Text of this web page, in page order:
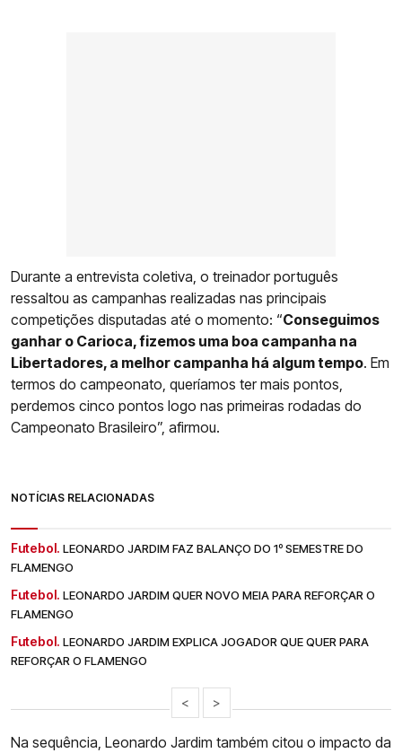
Durante a entrevista coletiva, o treinador português
ressaltou as campanhas realizadas nas principais
competições disputadas até o momento: “Conseguimos
ganhar o Carioca, fizemos uma boa campanha na
Libertadores, a melhor campanha há algum tempo. Em
termos do campeonato, queríamos ter mais pontos,
perdemos cinco pontos logo nas primeiras rodadas do
Campeonato Brasileiro”, afirmou.
NOTÍCIAS RELACIONADAS
Futebol. LEONARDO JARDIM FAZ BALANÇO DO 1º SEMESTRE DO
FLAMENGO
Futebol. LEONARDO JARDIM QUER NOVO MEIA PARA REFORÇAR O
FLAMENGO
Futebol. LEONARDO JARDIM EXPLICA JOGADOR QUE QUER PARA
REFORÇAR O FLAMENGO
< >
Na sequência, Leonardo Jardim também citou o impacto da